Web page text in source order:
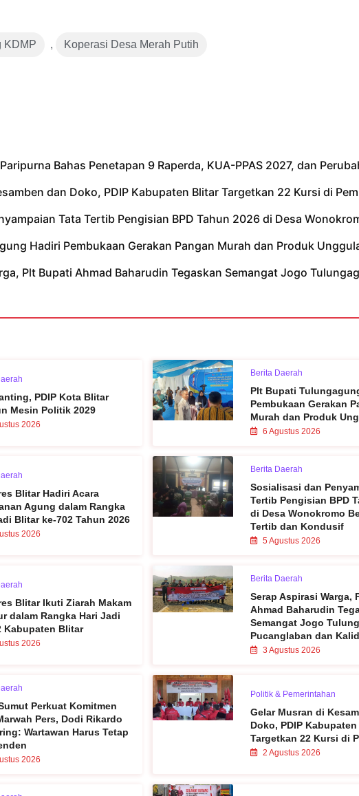
KDMP , Koperasi Desa Merah Putih
Bahas Penetapan 9 Raperda, KUA-PPAS 2027, dan
dan Doko, PDIP Kabupaten Blitar Targetkan 22 Kursi di
Tata Tertib Pengisian BPD Tahun 2026 di Desa
Hadiri Pembukaan Gerakan Pangan Murah dan Produk
Plt Bupati Ahmad Baharudin Tegaskan Semangat Jogo
PDIP Kota Blitar
Mesin Politik 2029
2026
Berita Daerah
Plt Bupati
Pembukaan Gerakan
Murah dan Produk
6 Agustus 2026
Blitar Hadiri Acara
Agung dalam Rangka
Blitar ke-702 Tahun 2026
2026
Berita Daerah
Sosialisasi dan
Tertib Pengisian BPD
di Desa Wonokromo
Tertib dan Kondusif
5 Agustus 2026
Blitar Ikuti Ziarah Makam
dalam Rangka Hari Jadi
Kabupaten Blitar
2026
Berita Daerah
Serap Aspirasi Warga,
Ahmad Baharudin
Semangat Jogo
Pucanglaban dan
3 Agustus 2026
Perkuat Komitmen
Pers, Dodi Rikardo
Wartawan Harus Tetap
2026
Politik & Pemerintahan
Gelar Musran di
Doko, PDIP
Targetkan 22 Kursi di
2 Agustus 2026